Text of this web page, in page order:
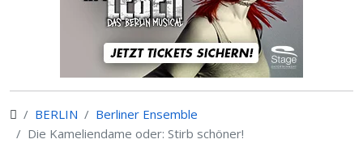
BERLIN
Berliner Ensemble
Die Kameliendame oder: Stirb schöner!